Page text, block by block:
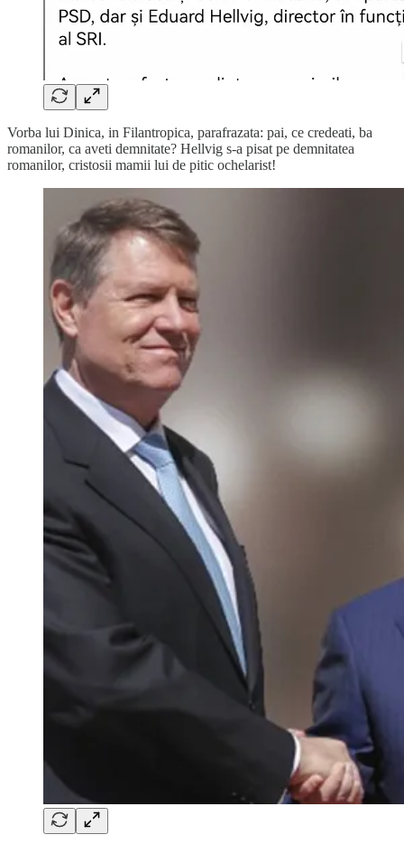
Vorba lui Dinica, in Filantropica, parafrazata: pai, ce credeati, ba
romanilor, ca aveti demnitate? Hellvig s-a pisat pe demnitatea
romanilor, cristosii mamii lui de pitic ochelarist!